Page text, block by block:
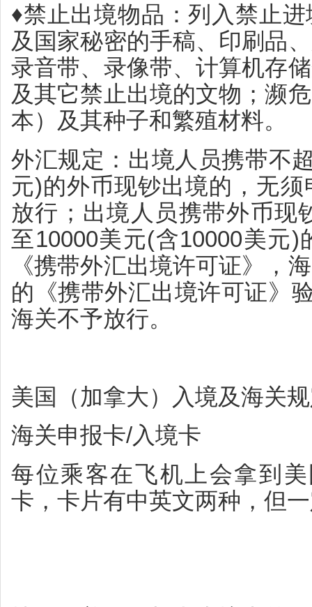
♦禁止出境物品：列入禁止
及国家秘密的手稿、印刷品
录音带、录像带、计算机存
及其它禁止出境的文物；濒
本）及其种子和繁殖材料。
外汇规定：出境人员携带不
元)的外币现钞出境的，无
放行；出境人员携带外币现
至10000美元(含10000美元
《携带外汇出境许可证》，
的《携带外汇出境许可证》
海关不予放行。
美国（加拿大）入境及海关
海关申报卡/入境卡
每位乘客在飞机上会拿到
卡，卡片有中英文两种，但